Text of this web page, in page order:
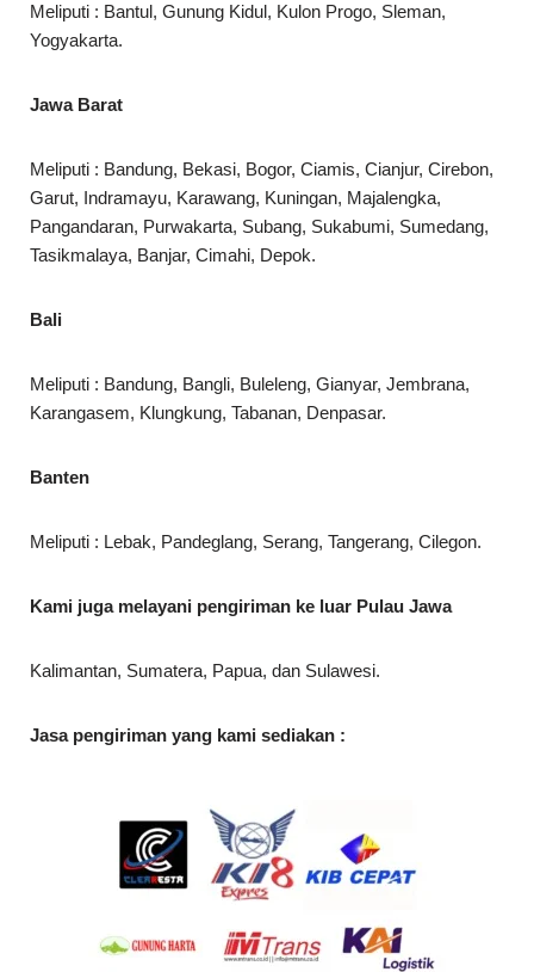
Meliputi : Bantul, Gunung Kidul, Kulon Progo, Sleman,
Yogyakarta.
Jawa Barat
Meliputi : Bandung, Bekasi, Bogor, Ciamis, Cianjur, Cirebon,
Garut, Indramayu, Karawang, Kuningan, Majalengka,
Pangandaran, Purwakarta, Subang, Sukabumi, Sumedang,
Tasikmalaya, Banjar, Cimahi, Depok.
Bali
Meliputi : Bandung, Bangli, Buleleng, Gianyar, Jembrana,
Karangasem, Klungkung, Tabanan, Denpasar.
Banten
Meliputi : Lebak, Pandeglang, Serang, Tangerang, Cilegon.
Kami juga melayani pengiriman ke luar Pulau Jawa
Kalimantan, Sumatera, Papua, dan Sulawesi.
Jasa pengiriman yang kami sediakan :